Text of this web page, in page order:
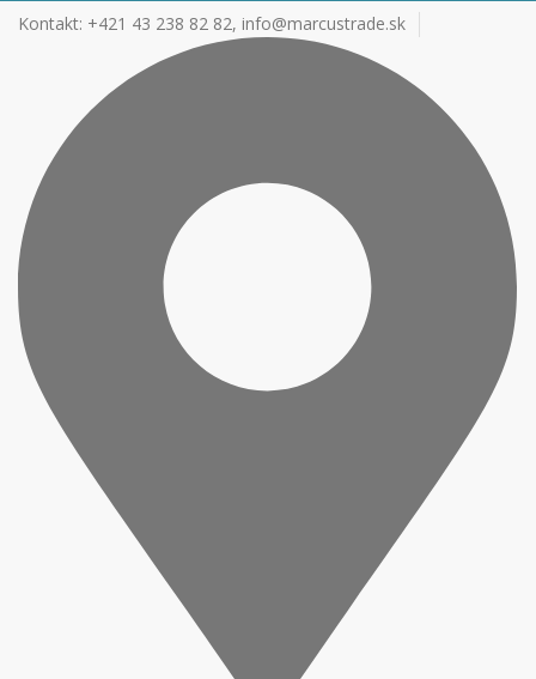
Kontakt: +421 43 238 82 82, info@marcustrade.sk